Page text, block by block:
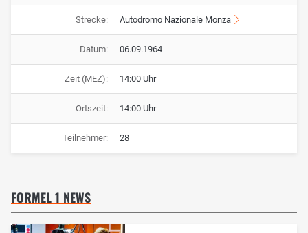
Strecke: Autodromo Nazionale Monza
Datum: 06.09.1964
Zeit (MEZ): 14:00 Uhr
Ortszeit: 14:00 Uhr
Teilnehmer: 28
FORMEL 1 NEWS